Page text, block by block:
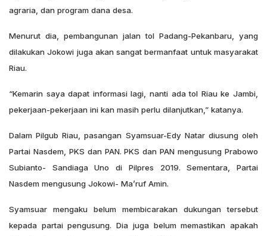
agraria, dan program dana desa.
Menurut dia, pembangunan jalan tol Padang-Pekanbaru, yang
dilakukan Jokowi juga akan sangat bermanfaat untuk masyarakat
Riau.
“Kemarin saya dapat informasi lagi, nanti ada tol Riau ke Jambi,
pekerjaan-pekerjaan ini kan masih perlu dilanjutkan,” katanya.
Dalam Pilgub Riau, pasangan Syamsuar-Edy Natar diusung oleh
Partai Nasdem, PKS dan PAN. PKS dan PAN mengusung Prabowo
Subianto- Sandiaga Uno di Pilpres 2019. Sementara, Partai
Nasdem mengusung Jokowi- Ma’ruf Amin.
Syamsuar mengaku belum membicarakan dukungan tersebut
kepada partai pengusung. Dia juga belum memastikan apakah